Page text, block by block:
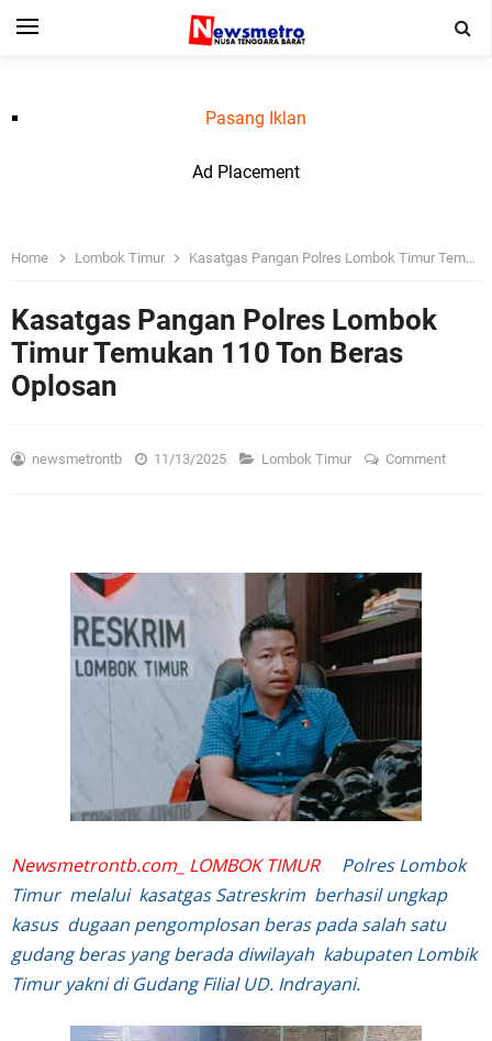
Pasang Iklan
Ad Placement
Home Lombok Timur Kasatgas Pangan Polres Lombok Timur Temukan 110 Ton Beras Oplosan
Kasatgas Pangan Polres Lombok
Timur Temukan 110 Ton Beras
Oplosan
newsmetrontb 11/13/2025 Lombok Timur Comment
Newsmetrontb.com_ LOMBOK TIMUR Polres Lombok
Timur melalui kasatgas Satreskrim berhasil ungkap
kasus dugaan pengomplosan beras pada salah satu
gudang beras yang berada diwilayah kabupaten Lombik
Timur yakni di Gudang Filial UD. Indrayani.